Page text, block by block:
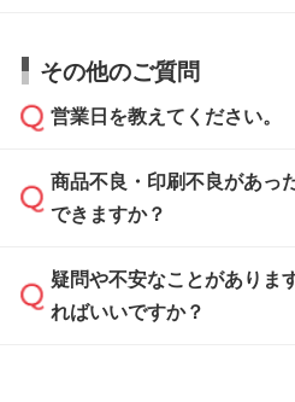
い合わせください。
なお、印刷用データの作り
から添付してお送りくださ
しい
解像度の低い画像や、手
などを、印刷に適したベク
・フルカラーデータを1色
お見積・ご注文・
相談いただきますと、担当
ご希望や商品の本体色を確
本体色がブラック、ネイ
白色か淡い色の印刷色をお
本体色がナチュラルなど淡
っきりと目立たせたいと
らかい雰囲気にしたいとき
その他のご質問
営業日を教えてください。
営業日は平日の10:00～
休みとなります。注文・見
速やかに対応いたします。
商品不良・印刷不良があっ
できますか？
お手数をお掛けいたしま
フまでご連絡ください。商
疑問や不安なことがありま
ればいいですか？